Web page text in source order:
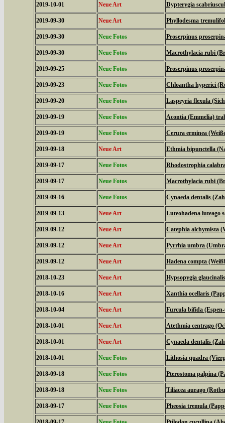
2019-10-01 Neue Art Dypterygia
2019-09-30 Neue Art Phyllodesma
2019-09-30 Neue Fotos Proserpinus
2019-09-30 Neue Fotos Macrothylacia rubi
2019-09-25 Neue Fotos Proserpinus
2019-09-23 Neue Fotos Chloantha hyperici
2019-09-20 Neue Fotos Laspeyria flexula
2019-09-19 Neue Fotos Acontia (Emmelia)
2019-09-19 Neue Fotos Cerura erminea
2019-09-18 Neue Art Ethmia bipunctella
2019-09-17 Neue Fotos Rhodostrophia
2019-09-17 Neue Fotos Macrothylacia rubi
2019-09-16 Neue Fotos Cynaeda dentalis
2019-09-13 Neue Art Luteohadena luteago
2019-09-12 Neue Art Catephia alchymista
2019-09-12 Neue Art Pyrrhia umbra
2019-09-12 Neue Art Hadena compta
2018-10-23 Neue Art Hypsopygia
2018-10-16 Neue Art Xanthia ocellaris
2018-10-04 Neue Art Furcula bifida
2018-10-01 Neue Art Atethmia centrago
2018-10-01 Neue Art Cynaeda dentalis
2018-10-01 Neue Fotos Lithosia quadra
2018-09-18 Neue Fotos Pterostoma palpina
2018-09-18 Neue Fotos Tiliacea aurago
2018-09-17 Neue Fotos Pheosia tremula